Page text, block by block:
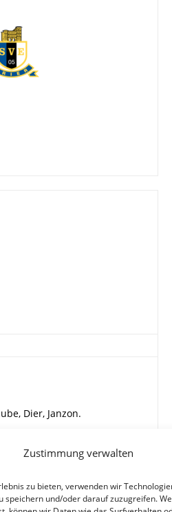
Zustimmung verwalten
zu bieten, verwenden wir
speichern und/oder darauf zuzugreifen.
Dier, Janzon.
Roepert, Borteiro.